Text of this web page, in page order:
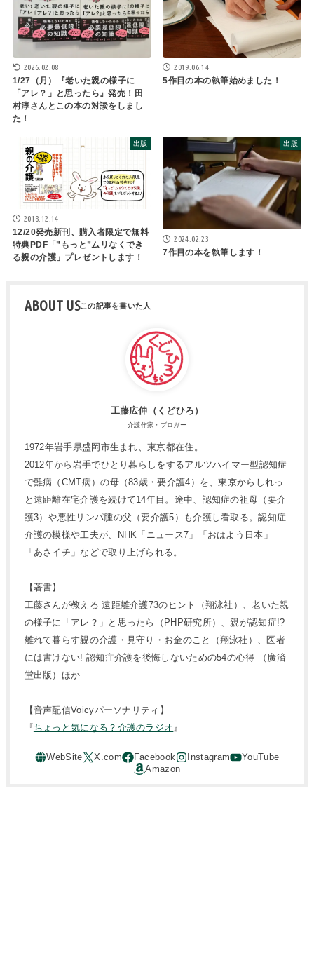
2026.02.08
1/27（月）『老いた親の様子に
「アレ？」と思ったら』発売！田
村淳さんとこの本の対談をしまし
た！
2019.06.14
5作目の本の執筆始めました！
出版
2018.12.14
12/20発売新刊、購入者限定で無料
特典PDF「”もっと”ムリなくでき
る親の介護」プレゼントします！
出版
2024.02.23
7作目の本を執筆します！
ABOUT US
工藤広伸（くどひろ）
介護作家・ブロガー
1972年岩手県盛岡市生まれ、東京都在住。
2012年から岩手でひとり暮らしをするアルツハイマー型認知症
で難病（CMT病）の母（83歳・要介護4）を、東京からしれっ
と遠距離在宅介護を続けて14年目。途中、認知症の祖母（要介
護3）や悪性リンパ腫の父（要介護5）も介護し看取る。認知症
介護の模様や工夫が、NHK「ニュース7」「おはよう日本」
「あさイチ」などで取り上げられる。
【著書】
工藤さんが教える 遠距離介護73のヒント（翔泳社）、老いた親
の様子に「アレ？」と思ったら（PHP研究所）、親が認知症!?
離れて暮らす親の介護・見守り・お金のこと（翔泳社）、医者
には書けない! 認知症介護を後悔しないための54の心得 （廣済
堂出版）ほか
【音声配信Voicyパーソナリティ】
『ちょっと気になる？介護のラジオ』